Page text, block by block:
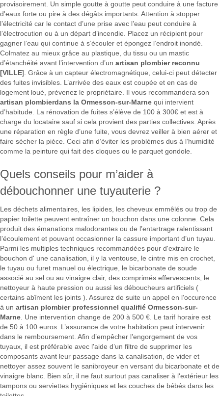
provisoirement. Un simple goutte à goutte peut conduire à une facture
d'eaux forte ou pire à des dégâts importants. Attention à stopper
l’électricité car le contact d’une prise avec l’eau peut conduire à
l’électrocution ou à un départ d’incendie. Placez un récipient pour
gagner l’eau qui continue à s’écouler et épongez l’endroit inondé.
Colmatez au mieux grâce au plastique, du tissu ou un mastic
d’étanchéité avant l’intervention d’un artisan plombier reconnu
[VILLE]. Grâce à un capteur électromagnétique, celui-ci peut détecter
des fuites invisibles. L’arrivée des eaux est coupée et en cas de
logement loué, prévenez le propriétaire. Il vous recommandera son
artisan plombierdans la Ormesson-sur-Marne qui intervient
d’habitude. La rénovation de fuites s’élève de 100 à 300€ et est à
charge du locataire sauf si cela provient des parties collectives. Après
une réparation en règle d’une fuite, vous devrez veiller à bien aérer et
faire sécher la pièce. Ceci afin d’éviter les problèmes dus à l’humidité
comme la peinture qui fait des cloques ou le parquet gondole.
Quels conseils pour m’aider à
débouchonner une tuyauterie ?
Les déchets alimentaires, les lipides, les cheveux emmêlés ou trop de
papier toilette peuvent entraîner un bouchon dans une colonne. Cela
produit des émanations malodorantes ou de l’entartrage ralentissant
l’écoulement et pouvant occasionner la cassure important d’un tuyau.
Parmi les multiples techniques recommandées pour d'extraire le
bouchon d' une canalisation, il y la ventouse, le cintre mis en crochet,
le tuyau ou furet manuel ou électrique, le bicarbonate de soude
associé au sel ou au vinaigre clair, des comprimés effervescents, le
nettoyeur à haute pression ou aussi les déboucheurs artificiels (
certains abîment les joints ). Assurez de suite un appel en l'occurence
à un artisan plombier professionnel qualifié Ormesson-sur-
Marne . Une intervention change de 200 à 500 €. Le tarif horaire est
de 50 à 100 euros. L’assurance de votre habitation peut intervenir
dans le remboursement. Afin d’empêcher l’engorgement de vos
tuyaux, il est préférable avec l'aide d’un filtre de supprimer les
composants avant leur passage dans la canalisation, de vider et
nettoyer assez souvent le sanibroyeur en versant du bicarbonate et de
vinaigre blanc. Bien sûr, il ne faut surtout pas canaliser à l'extérieur les
tampons ou serviettes hygiéniques et les couches de bébés dans les